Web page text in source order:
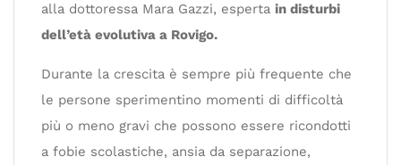
alla dottoressa Mara Gazzi, esperta in disturbi
dell’età evolutiva a Rovigo.
Durante la crescita è sempre più frequente che
le persone sperimentino momenti di difficoltà
più o meno gravi che possono essere ricondotti
a fobie scolastiche, ansia da separazione,